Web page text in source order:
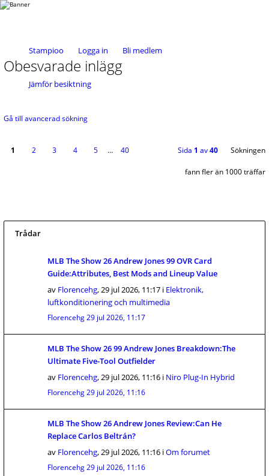
Stampioo Logga in Bli medlem
Jämför besiktning
Obesvarade inlägg
Gå till avancerad sökning
1 2 3 4 5 … 40 Sida 1 av40 Sökningen
fann fler än 1000 träffar
Trådar
MLB The Show 26 Andrew Jones 99 OVR Card
Guide:Attributes, Best Mods and Lineup Value
av Florencehg,29 jul 2026, 11:17 i Elektronik,
luftkonditionering och multimedia
Florencehg29 jul 2026, 11:17
MLB The Show 26 99 Andrew Jones Breakdown:The
Ultimate Five-Tool Outfielder
av Florencehg,29 jul 2026, 11:16 i Niro Plug-In Hybrid
Florencehg29 jul 2026, 11:16
MLB The Show 26 Andrew Jones Review:Can He
Replace Carlos Beltrán?
av Florencehg,29 jul 2026, 11:16 iOm forumet
Florencehg29 jul 2026, 11:16